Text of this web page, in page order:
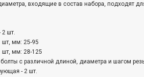
входящие в состав набора, подходят
2 шт.
шт, мм: 25-95
шт, мм: 28-125
с различной длиной, диаметра и шагом
- 2 шт.